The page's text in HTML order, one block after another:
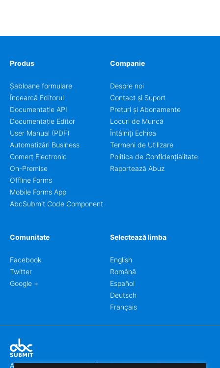
Produs
Șabloane formulare
Încearcă Editorul
Documentație API
Documentație Editor
User Manual (PDF)
Automatizări Business
Comerț Electronic
On-Premise
Offline Forms
Mobile Forms App
AbcSubmit Code Component
Companie
Despre noi
Contact și Suport
Prețuri și Abonamente
Locuri de Muncă
Întâlniți Echipa
Termeni de Utilizare
Politica de Confidențialitate
Raportează Abuz
Comunitate
Facebook
Twitter
Google +
Selectează limba
English
Română
Español
Deutsch
Français
Abcsubmit.com este o platformă online care vă permite să